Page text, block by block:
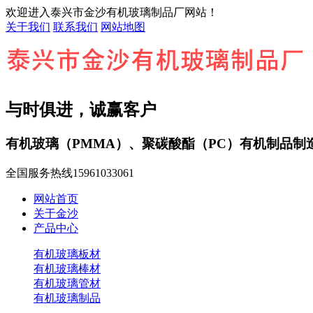
欢迎进入泰兴市金沙有机玻璃制品厂网站！
关于我们 联系我们 网站地图
与时俱进，诚赢客户
有机玻璃（PMMA）、聚碳酸酯（PC）有机制品制
全国服务热线15961033061
网站首页
关于金沙
产品中心
有机玻璃板材
有机玻璃棒材
有机玻璃管材
有机玻璃制品